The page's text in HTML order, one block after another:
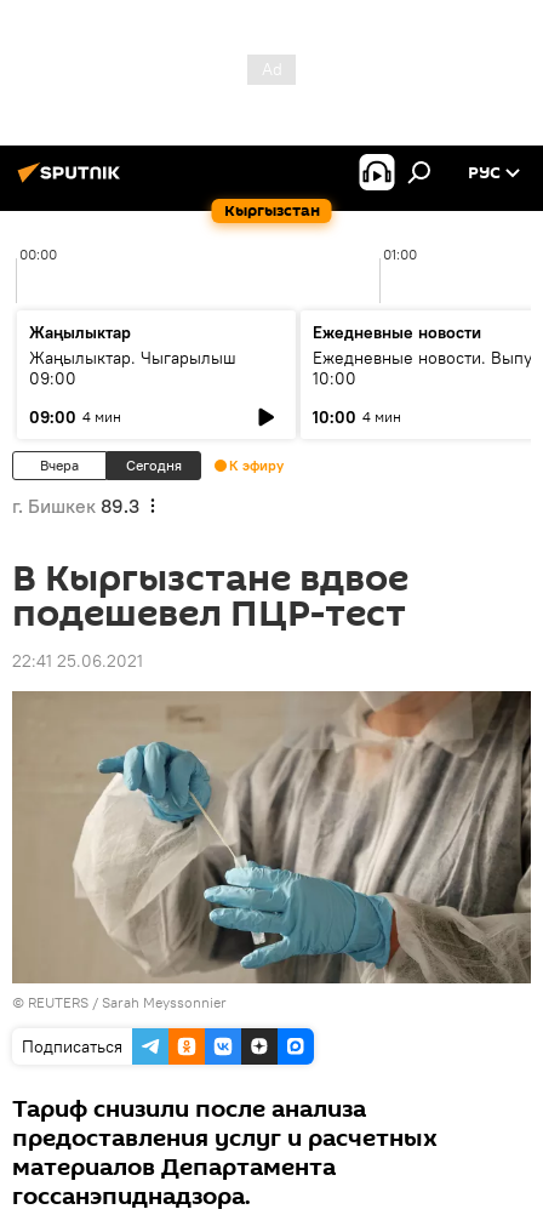
Кыргызстан
РУС
00:00 01:00
Жаңылыктар
Жаңылыктар. Чыгарылыш
09:00
09:00 4 мин
Ежедневные новости
Ежедневные новости.
10:00
10:00 4 мин
Вчера Сегодня К эфиру
г. Бишкек 89.3
В Кыргызстане вдвое
подешевел ПЦР-тест
22:41 25.06.2021
© REUTERS / Sarah Meyssonnier
Подписаться
Тариф снизили после анализа
предоставления услуг и расчетных
материалов Департамента
госсанэпиднадзора.